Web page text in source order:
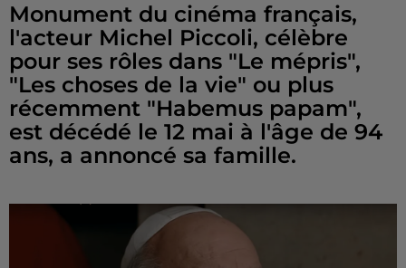
Monument du cinéma français,
l'acteur Michel Piccoli, célèbre
pour ses rôles dans "Le mépris",
"Les choses de la vie" ou plus
récemment "Habemus papam",
est décédé le 12 mai à l'âge de 94
ans, a annoncé sa famille.